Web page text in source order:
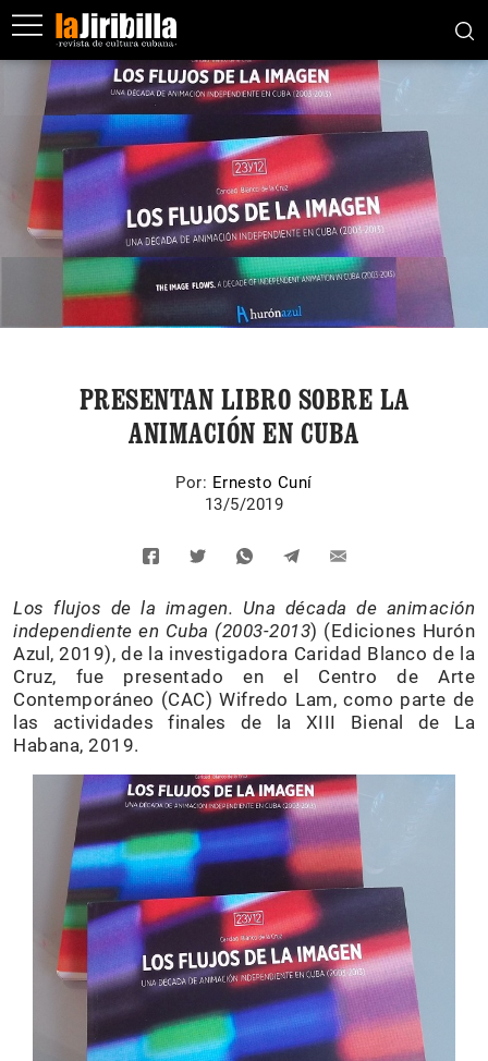
PRESENTAN LIBRO SOBRE LA
ANIMACIÓN EN CUBA
Por: Ernesto Cuní
13/5/2019
Los flujos de la imagen. Una década de animación
independiente en Cuba (2003-2013) (Ediciones Hurón
Azul, 2019), de la investigadora Caridad Blanco de la
Cruz, fue presentado en el Centro de Arte
Contemporáneo (CAC) Wifredo Lam, como parte de
las actividades finales de la XIII Bienal de La
Habana, 2019.